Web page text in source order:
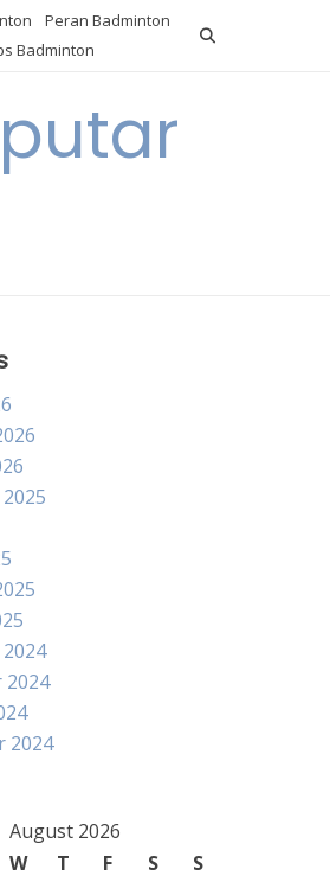
Peran Badminton
Badminton
2024
2024
August 2026
W T F S
S